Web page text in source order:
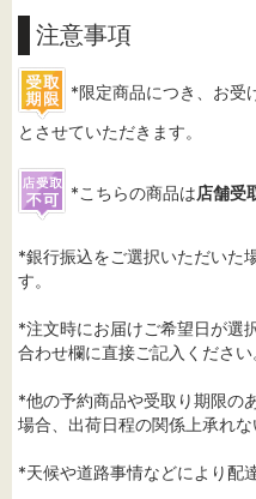
注意事項
*限定商品につき、お受
とさせていただきます。
*こちらの商品は店舗受
*銀行振込をご選択いただいた
す。
*注文時にお届けご希望日が選
合わせ欄に直接ご記入ください
*他の予約商品や受取り期限の
場合、出荷日程の関係上承れな
*天候や道路事情などにより配